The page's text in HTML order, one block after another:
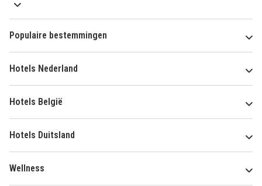
Populaire bestemmingen
Hotels Nederland
Hotels België
Hotels Duitsland
Wellness